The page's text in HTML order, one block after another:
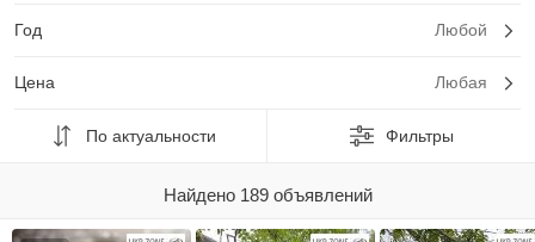
Год Любой
Цена Любая
По актуальности Фильтры
Найдено 189 объявлений